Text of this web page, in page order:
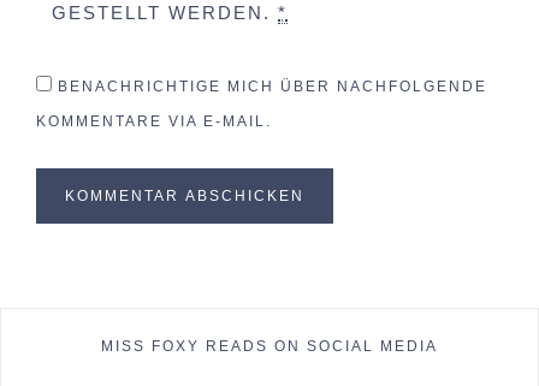
GESTELLT WERDEN. *
BENACHRICHTIGE MICH ÜBER NACHFOLGENDE
KOMMENTARE VIA E-MAIL.
MISS FOXY READS ON SOCIAL MEDIA